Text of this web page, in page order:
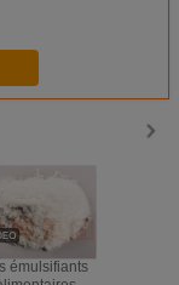
émulsifiants